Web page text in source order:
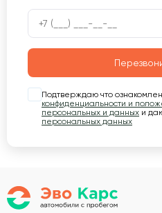
Подтверждаю что
конфиденциальности и
персональных и данных и
персональных данных